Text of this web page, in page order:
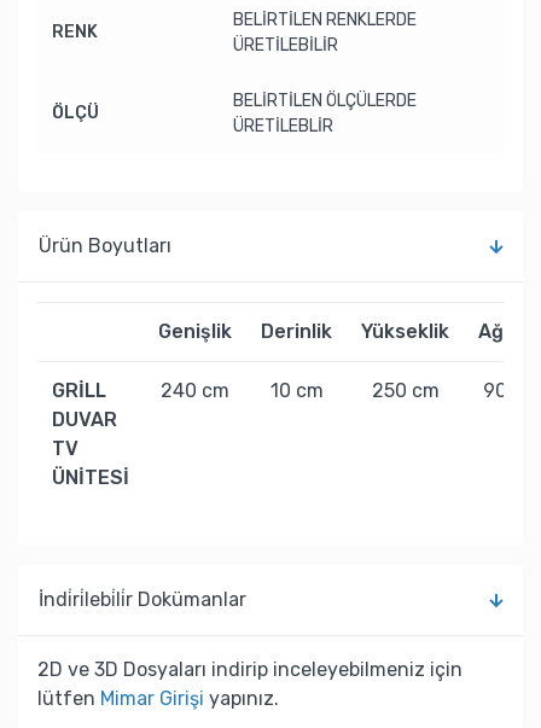
RENK
BELİRTİLEN RENKLERDE
ÜRETİLEBİLİR
ÖLÇÜ
BELİRTİLEN ÖLÇÜLERDE
ÜRETİLEBLİR
Ürün Boyutları
Genişlik Derinlik Yükseklik Ağırlık
GRİLL
DUVAR
TV
ÜNİTESİ
240 cm 10 cm 250 cm 90 kg
İndi̇ri̇lebi̇li̇r Dokümanlar
2D ve 3D Dosyaları indirip inceleyebilmeniz için
lütfen Mimar Girişi yapınız.